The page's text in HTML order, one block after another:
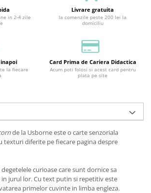
in 2-4 zile
Livrare gratuita
la comenzile peste 200 lei la
domiciliu
la fiecare
Card Prima de Cariera Didactica
Acum poti folosi si acest card pentru
plata pe site
de la Usborne este o carte senzoriala
texturi diferite pe fiecare pagina despre
curioase care sunt dornice sa
jurul lor. Cu text putin si repetitiv este
primelor cuvinte in limba engleza.